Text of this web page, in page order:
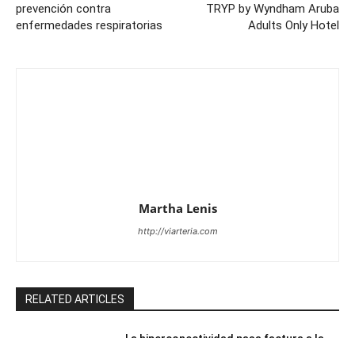
prevención contra
enfermedades respiratorias
TRYP by Wyndham Aruba
Adults Only Hotel
Martha Lenis
http://viarteria.com
RELATED ARTICLES